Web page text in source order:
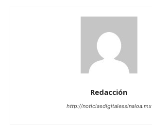
Redacción
http://noticiasdigitalessinaloa.mx